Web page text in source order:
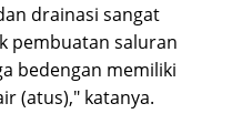
drainasi sangat
pembuatan saluran
bedengan memiliki
(atus)," katanya.